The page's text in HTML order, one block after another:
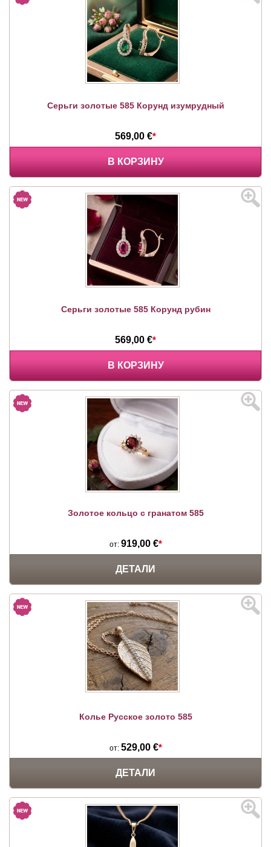
Серьги золотые 585 Корунд изумрудный
569,00 €*
В КОРЗИНУ
Серьги золотые 585 Корунд рубин
569,00 €*
В КОРЗИНУ
Золотое кольцо с гранатом 585
от: 919,00 €*
ДЕТАЛИ
Колье Русское золото 585
от: 529,00 €*
ДЕТАЛИ